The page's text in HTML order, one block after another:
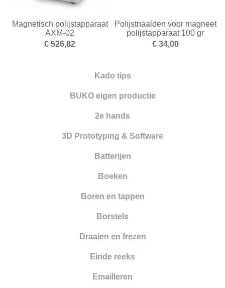
Smelten
Solderen
Walsen en draadtrekgereedschap
Wasbewerking
Werkbanken en toebehoren
Kado tips
BUKO eigen productie
2e hands
3D Prototyping & Software
Batterijen
Boeken
Boren en tappen
Borstels
Draaien en frezen
Einde reeks
Emailleren
Magnetisch polijstapparaat
AXM-02
€ 526,82
Polijstnaalden voor magneet
polijstapparaat 100 gr
€ 34,00